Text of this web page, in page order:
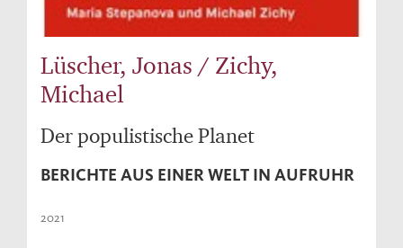
Lüscher, Jonas / Zichy,
Michael
Der populistische Planet
BERICHTE AUS EINER WELT IN AUFRUHR
2021